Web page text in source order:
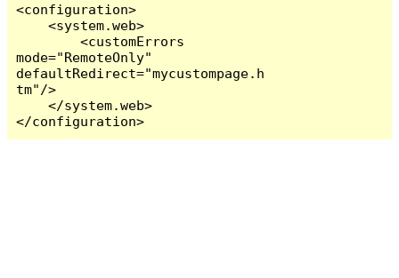
<configuration>
    <system.web>
        <customErrors
mode="RemoteOnly"
defaultRedirect="mycustompage.h
tm"/>
    </system.web>
</configuration>